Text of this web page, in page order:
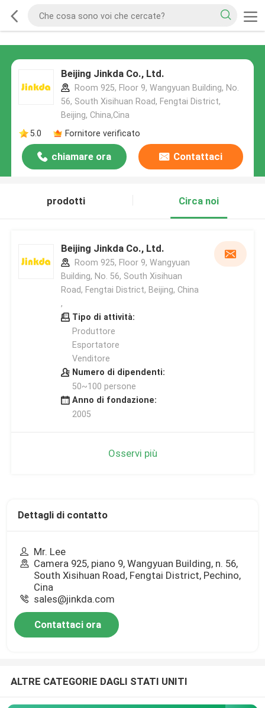
Beijing Jinkda Co., Ltd.
Room 925, Floor 9, Wangyuan Building, No.
56, South Xisihuan Road, Fengtai District,
Beijing, China,Cina
5.0
Fornitore verificato
chiamare ora Contattaci
prodotti Circa noi
Beijing Jinkda Co., Ltd.
Room 925, Floor 9, Wangyuan
Building, No. 56, South Xisihuan
Road, Fengtai District, Beijing, China
,
Tipo di attività:
Produttore
Esportatore
Venditore
Numero di dipendenti:
50~100 persone
Anno di fondazione:
2005
Osservi più
Dettagli di contatto
Mr. Lee
Camera 925, piano 9, Wangyuan Building, n. 56,
South Xisihuan Road, Fengtai District, Pechino,
Cina
sales@jinkda.com
Contattaci ora
ALTRE CATEGORIE DAGLI STATI UNITI